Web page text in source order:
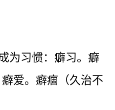
为习惯：癖习。癖
爱。癖痼（久治不